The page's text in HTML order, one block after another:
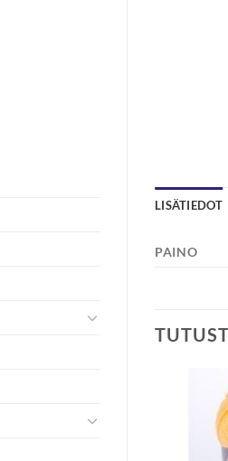
LISÄTIEDOT
PAINO